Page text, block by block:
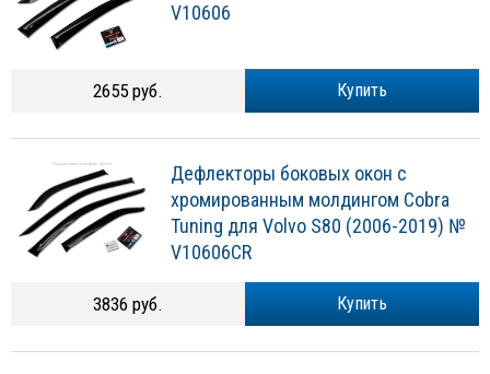
V10606
Купить
2655 руб.
Дефлекторы боковых окон с
хромированным молдингом Cobra
Tuning для Volvo S80 (2006-2019) №
V10606CR
Купить
3836 руб.